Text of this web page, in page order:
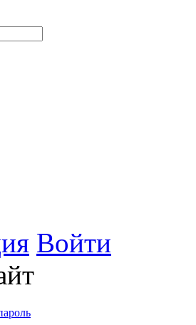
Войти